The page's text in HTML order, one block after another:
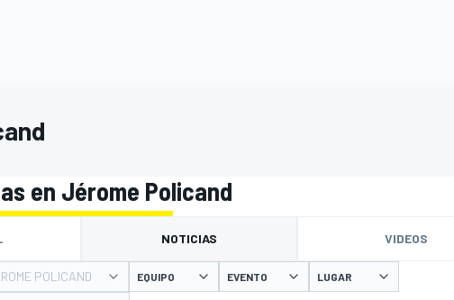
WRC
en Jérome Policand
NOTICIAS VIDEOS
POLICAND EQUIPO EVENTO LUGAR